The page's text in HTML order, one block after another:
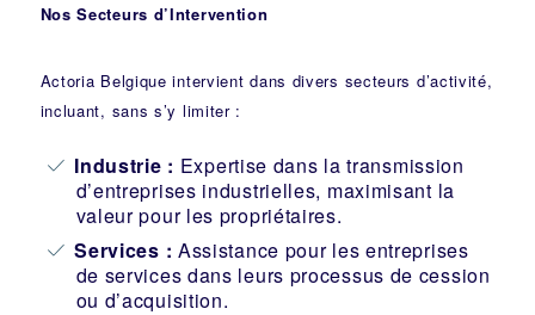
Nos Secteurs d’Intervention
Actoria Belgique intervient dans divers secteurs d’activité,
incluant, sans s’y limiter :
Industrie : Expertise dans la transmission
d’entreprises industrielles, maximisant la
valeur pour les propriétaires.
Services : Assistance pour les entreprises
de services dans leurs processus de cession
ou d’acquisition.